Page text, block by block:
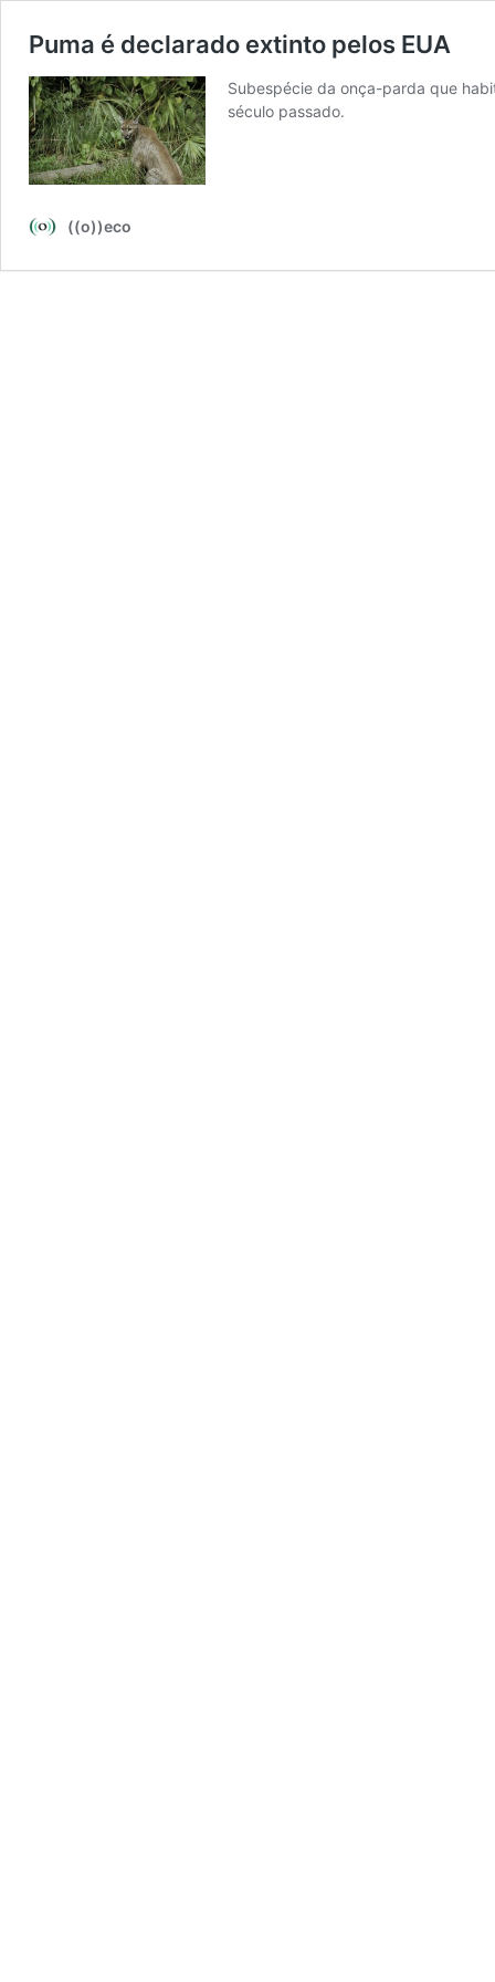
Puma é declarado extinto pelos EUA
Subespécie da onça-parda que
século passado.
((o))eco